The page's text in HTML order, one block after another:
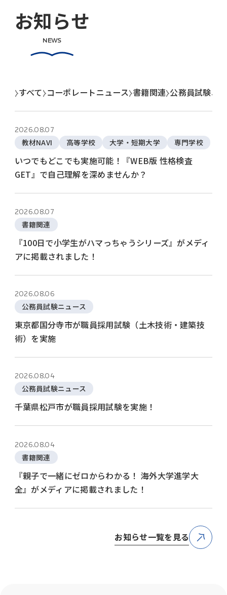
お知らせ
NEWS
すべて コーポレートニュース 書籍関連 公務員試験ニ
2026.08.07
教材NAVI 高等学校 大学・短期大学 専門学校
いつでもどこでも実施可能！『WEB版 性格検査
GET』で自己理解を深めませんか？
2026.08.07
書籍関連
『100日で小学生がハマっちゃうシリーズ』がメディ
アに掲載されました！
2026.08.06
公務員試験ニュース
東京都国分寺市が職員採用試験（土木技術・建築技
術）を実施
2026.08.04
公務員試験ニュース
千葉県松戸市が職員採用試験を実施！
2026.08.04
書籍関連
『親子で一緒にゼロからわかる！ 海外大学進学大
全』がメディアに掲載されました！
お知らせ一覧を見る